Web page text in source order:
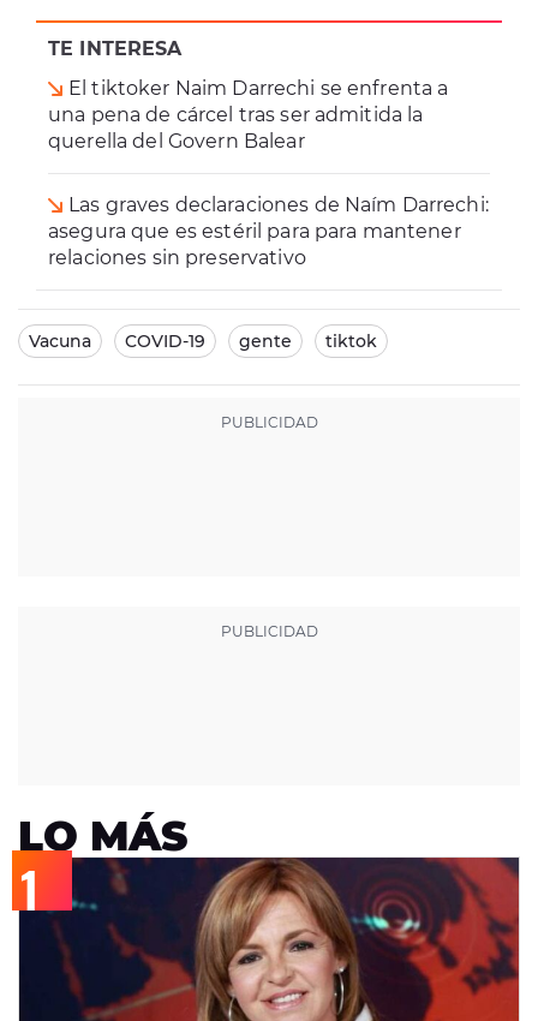
TE INTERESA
El tiktoker Naim Darrechi se enfrenta a
una pena de cárcel tras ser admitida la
querella del Govern Balear
Las graves declaraciones de Naím Darrechi:
asegura que es estéril para para mantener
relaciones sin preservativo
Vacuna COVID-19 gente tiktok
LO MÁS